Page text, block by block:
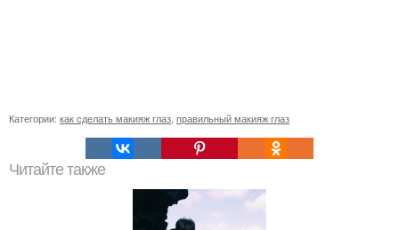
Категории: как сделать макияж глаз, правильный макияж глаз
Читайте также